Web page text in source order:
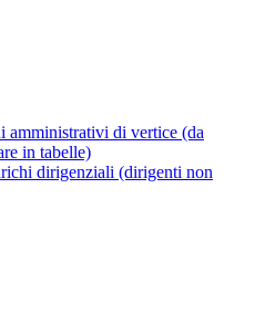
amministrativi di vertice (da
in tabelle)
dirigenziali (dirigenti non